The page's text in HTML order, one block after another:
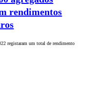
rendimentos
registaram um total de rendimento